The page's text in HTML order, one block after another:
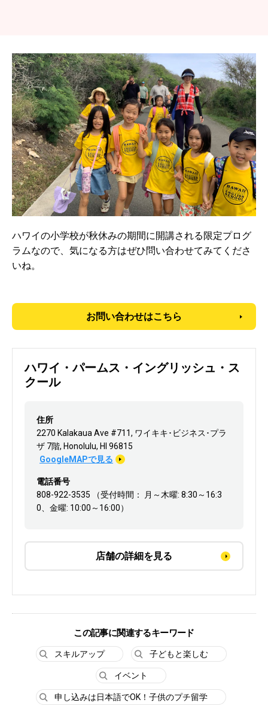
ハワイの小学校が秋休みの期間に開講される限定プログ
ラムなので、気になる方はぜひ問い合わせてみてくださ
いね。
お問い合わせはこちら
ハワイ・パームス・イングリッシュ・ス
クール
住所
2270 Kalakaua Ave #711, ワイキキ･ビジネス･プラ
ザ 7階, Honolulu, HI 96815
GoogleMAPで見る
電話番号
808-922-3535 （受付時間： 月～木曜: 8:30～16:3
0、金曜: 10:00～16:00）
店舗の詳細を見る
この記事に関連するキーワード
スキルアップ 子どもと楽しむ
イベント
申し込みは日本語でOK！子供のプチ留学